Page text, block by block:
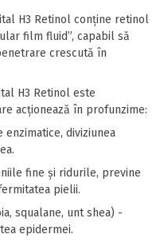
H3 Retinol conține retinol
film fluid”, capabil să
crescută în
H3 Retinol este
acționează în profunzime:
diviziunea
fine și ridurile, previne
pielii.
squalane, unt shea) -
epidermei.